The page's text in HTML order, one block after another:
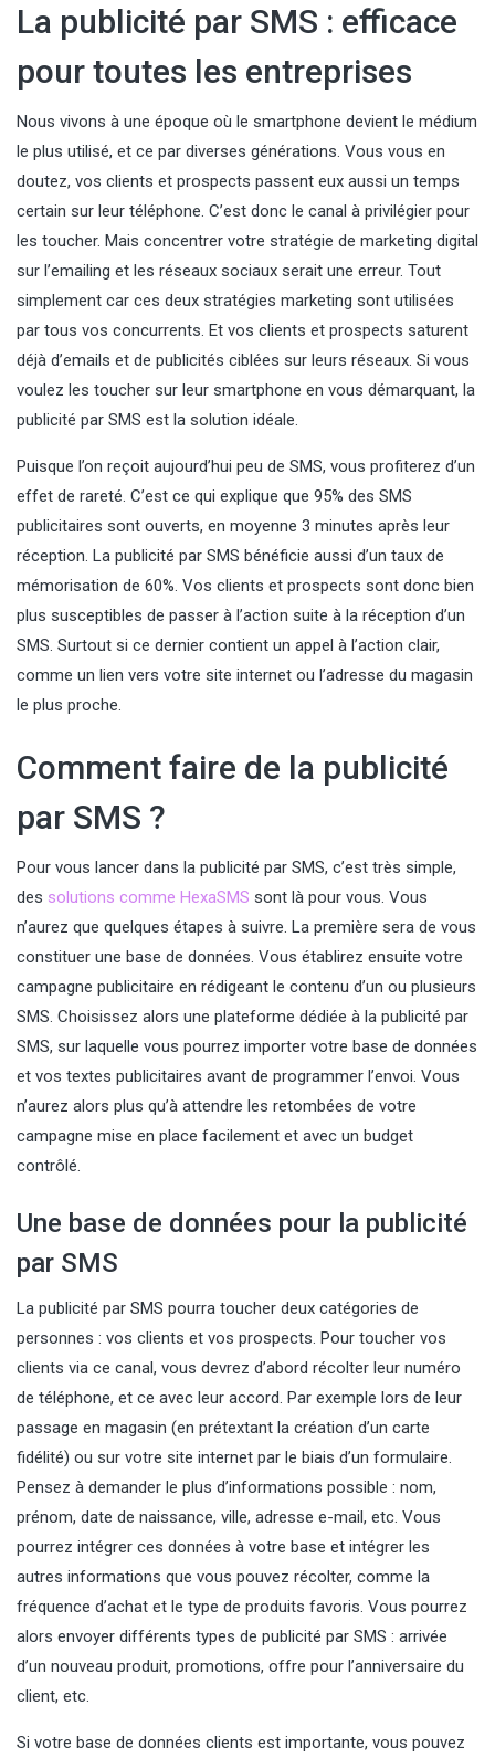
La publicité par SMS : efficace
pour toutes les entreprises
Nous vivons à une époque où le smartphone devient le médium
le plus utilisé, et ce par diverses générations. Vous vous en
doutez, vos clients et prospects passent eux aussi un temps
certain sur leur téléphone. C’est donc le canal à privilégier pour
les toucher. Mais concentrer votre stratégie de marketing digital
sur l’emailing et les réseaux sociaux serait une erreur. Tout
simplement car ces deux stratégies marketing sont utilisées
par tous vos concurrents. Et vos clients et prospects saturent
déjà d’emails et de publicités ciblées sur leurs réseaux. Si vous
voulez les toucher sur leur smartphone en vous démarquant, la
publicité par SMS est la solution idéale.
Puisque l’on reçoit aujourd’hui peu de SMS, vous profiterez d’un
effet de rareté. C’est ce qui explique que 95% des SMS
publicitaires sont ouverts, en moyenne 3 minutes après leur
réception. La publicité par SMS bénéficie aussi d’un taux de
mémorisation de 60%. Vos clients et prospects sont donc bien
plus susceptibles de passer à l’action suite à la réception d’un
SMS. Surtout si ce dernier contient un appel à l’action clair,
comme un lien vers votre site internet ou l’adresse du magasin
le plus proche.
Comment faire de la publicité
par SMS ?
Pour vous lancer dans la publicité par SMS, c’est très simple,
des solutions comme HexaSMS sont là pour vous. Vous
n’aurez que quelques étapes à suivre. La première sera de vous
constituer une base de données. Vous établirez ensuite votre
campagne publicitaire en rédigeant le contenu d’un ou plusieurs
SMS. Choisissez alors une plateforme dédiée à la publicité par
SMS, sur laquelle vous pourrez importer votre base de données
et vos textes publicitaires avant de programmer l’envoi. Vous
n’aurez alors plus qu’à attendre les retombées de votre
campagne mise en place facilement et avec un budget
contrôlé.
Une base de données pour la publicité
par SMS
La publicité par SMS pourra toucher deux catégories de
personnes : vos clients et vos prospects. Pour toucher vos
clients via ce canal, vous devrez d’abord récolter leur numéro
de téléphone, et ce avec leur accord. Par exemple lors de leur
passage en magasin (en prétextant la création d’un carte
fidélité) ou sur votre site internet par le biais d’un formulaire.
Pensez à demander le plus d’informations possible : nom,
prénom, date de naissance, ville, adresse e-mail, etc. Vous
pourrez intégrer ces données à votre base et intégrer les
autres informations que vous pouvez récolter, comme la
fréquence d’achat et le type de produits favoris. Vous pourrez
alors envoyer différents types de publicité par SMS : arrivée
d’un nouveau produit, promotions, offre pour l’anniversaire du
client, etc.
Si votre base de données clients est importante, vous pouvez